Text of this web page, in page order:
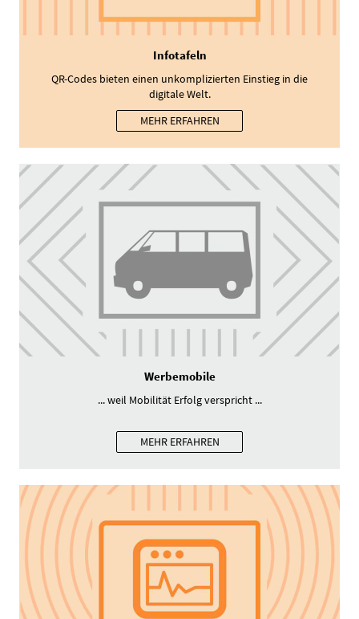
Infotafeln
QR-Codes bieten einen unkomplizierten Einstieg in die
digitale Welt.
MEHR ERFAHREN
Werbemobile
... weil Mobilität Erfolg verspricht ...
MEHR ERFAHREN